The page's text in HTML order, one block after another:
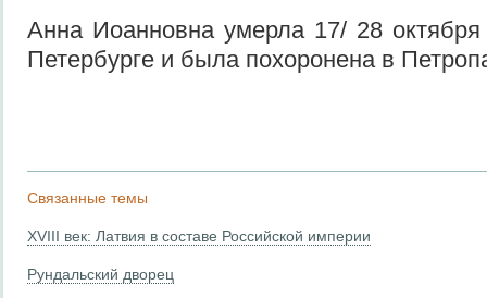
Анна Иоанновна умерла 17/ 28
Петербурге и была похоронена в
Связанные темы
XVIII век: Латвия в составе Российской империи
Рундальский дворец